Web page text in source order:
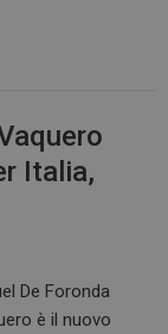
Italia,
De Foronda
è il nuovo